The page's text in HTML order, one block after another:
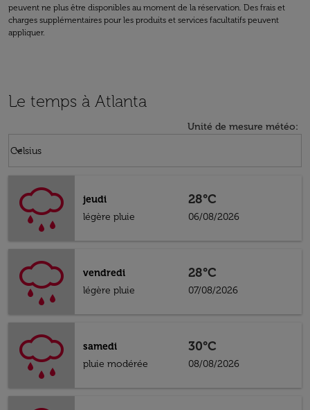
peuvent ne plus être disponibles au moment de la réservation. Des frais et
charges supplémentaires pour les produits et services facultatifs peuvent
appliquer.
Le temps à Atlanta
Unité de mesure météo:
Celsius
keyboard_arrow_down
jeudi
légère pluie
28°C
06/08/2026
vendredi
légère pluie
28°C
07/08/2026
samedi
pluie modérée
30°C
08/08/2026